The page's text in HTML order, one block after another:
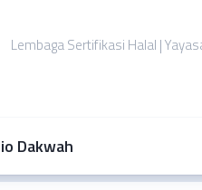
Lembaga Sertifikasi Halal |
Dakwah